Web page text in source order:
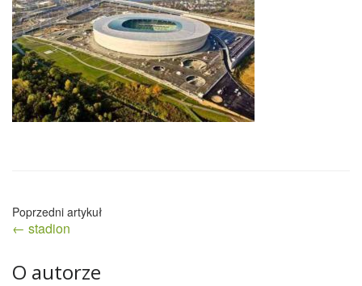
Nawigacja
wpisu
← stadion
O autorze